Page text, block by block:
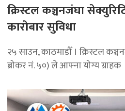
क्रिस्टल कञ्चनजंघा
कारोबार सुविधा
२५ साउन, काठमाडौँ । क्रिस्टल
ब्रोकर नं. ५०) ले आफ्ना योग्य ग्राहक